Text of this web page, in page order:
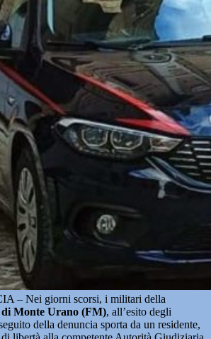
– Nei giorni scorsi, i militari della
Monte Urano (FM), all’esito degli
della denuncia sporta da un residente,